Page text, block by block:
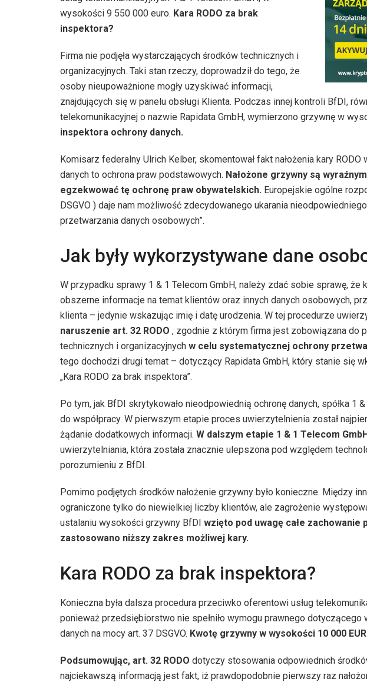
wysokości 9 550 000 euro. Kara RODO za brak
inspektora?
Firma nie podjęła wystarczających środków technicznych i
organizacyjnych. Taki stan rzeczy, doprowadził do tego, że
osoby nieupoważnione mogły uzyskiwać informacji,
znajdujących się w panelu obsługi Klienta. Podczas innej kontroli BfDI,
telekomunikacyjnej o nazwie Rapidata GmbH, wymierzono grzywnę w
inspektora ochrony danych.
Komisarz federalny Ulrich Kelber, skomentował fakt nałożenia kary RODO
danych to ochrona praw podstawowych. Nałożone grzywny są
egzekwować tę ochronę praw obywatelskich. Europejskie ogólne
DSGVO ) daje nam możliwość zdecydowanego ukarania
przetwarzania danych osobowych”.
Jak były wykorzystywane dane
W przypadku sprawy 1 & 1 Telecom GmbH, należy zdać sobie sprawę, że
obszerne informacje na temat klientów oraz innych danych osobowych,
klienta – jedynie wskazując imię i datę urodzenia. W tej procedurze
naruszenie art. 32 RODO , zgodnie z którym firma jest zobowiązana do
technicznych i organizacyjnych w celu systematycznej ochrony
tego dochodzi drugi temat – dotyczący Rapidata GmbH, który stanie się
„Kara RODO za brak inspektora”.
Po tym, jak BfDI skrytykowało nieodpowiednią ochronę danych, spółka 1
do współpracy. W pierwszym etapie proces uwierzytelnienia został
żądanie dodatkowych informacji. W dalszym etapie 1 & 1 Telecom GmbH
uwierzytelniania, która została znacznie ulepszona pod względem
porozumieniu z BfDI.
Pomimo podjętych środków nałożenie grzywny było konieczne. Między
ograniczone tylko do niewielkiej liczby klientów, ale zagrożenie
ustalaniu wysokości grzywny BfDI wzięto pod uwagę całe zachowanie
zastosowano niższy zakres możliwej kary.
Kara RODO za brak inspektora?
Konieczna była dalsza procedura przeciwko oferentowi usług
ponieważ przedsiębiorstwo nie spełniło wymogu prawnego dotyczącego
danych na mocy art. 37 DSGVO. Kwotę grzywny w wysokości 10 000
Podsumowując, art. 32 RODO dotyczy stosowania odpowiednich
najciekawszą informacją jest fakt, iż prawdopodobnie pierwszy raz